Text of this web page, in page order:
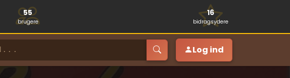
55
brugere
16
bidragsydere
Log ind